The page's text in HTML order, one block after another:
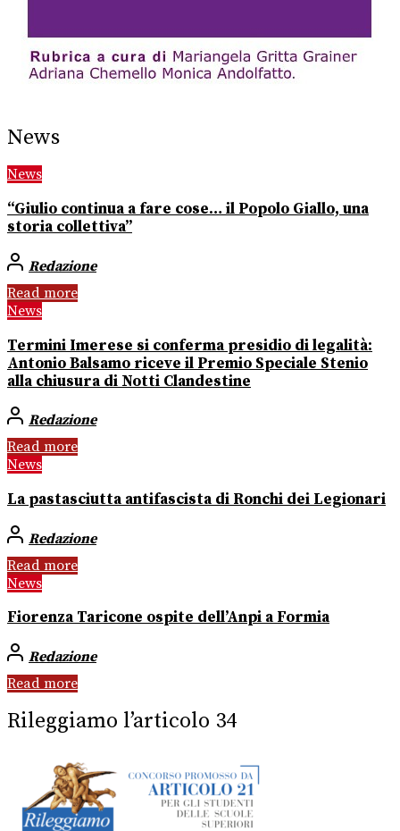
News
News
“Giulio continua a fare cose… il Popolo Giallo, una
storia collettiva”
Redazione
Read more
News
Termini Imerese si conferma presidio di legalità:
Antonio Balsamo riceve il Premio Speciale Stenio
alla chiusura di Notti Clandestine
Redazione
Read more
News
La pastasciutta antifascista di Ronchi dei Legionari
Redazione
Read more
News
Fiorenza Taricone ospite dell’Anpi a Formia
Redazione
Read more
Rileggiamo l’articolo 34